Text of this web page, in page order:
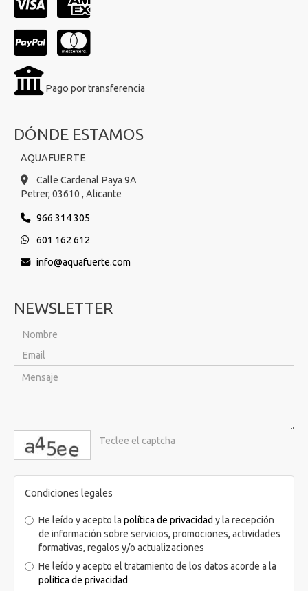
Pago por transferencia
DÓNDE ESTAMOS
AQUAFUERTE
Calle Cardenal Paya 9A
Petrer, 03610 , Alicante
966 314 305
601 162 612
info
aquafuerte.com
NEWSLETTER
captcha
Condiciones legales
He leído y acepto la política de privacidad y la recepción
de información sobre servicios, promociones, actividades
formativas, regalos y/o actualizaciones
He leído y acepto el tratamiento de los datos acorde a la
política de privacidad